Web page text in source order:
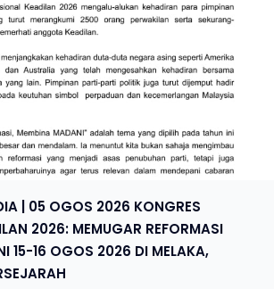
| 05 OGOS 2026 KONGRES
2026: MEMUGAR REFORMASI
15-16 OGOS 2026 DI MELAKA,